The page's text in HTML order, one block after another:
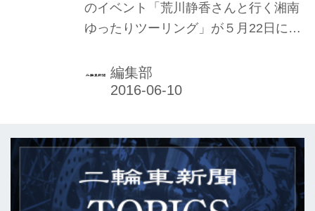
のイベント「荒川静香さんと行く湘南
ゆったりツーリング」が５月22日に開
ターゲットにした取り組みを積極的に
展開しており、このイベントもそのひ
ができるというのが好評で、昨年6月
に引き続き2回目の開催となった。
編集部